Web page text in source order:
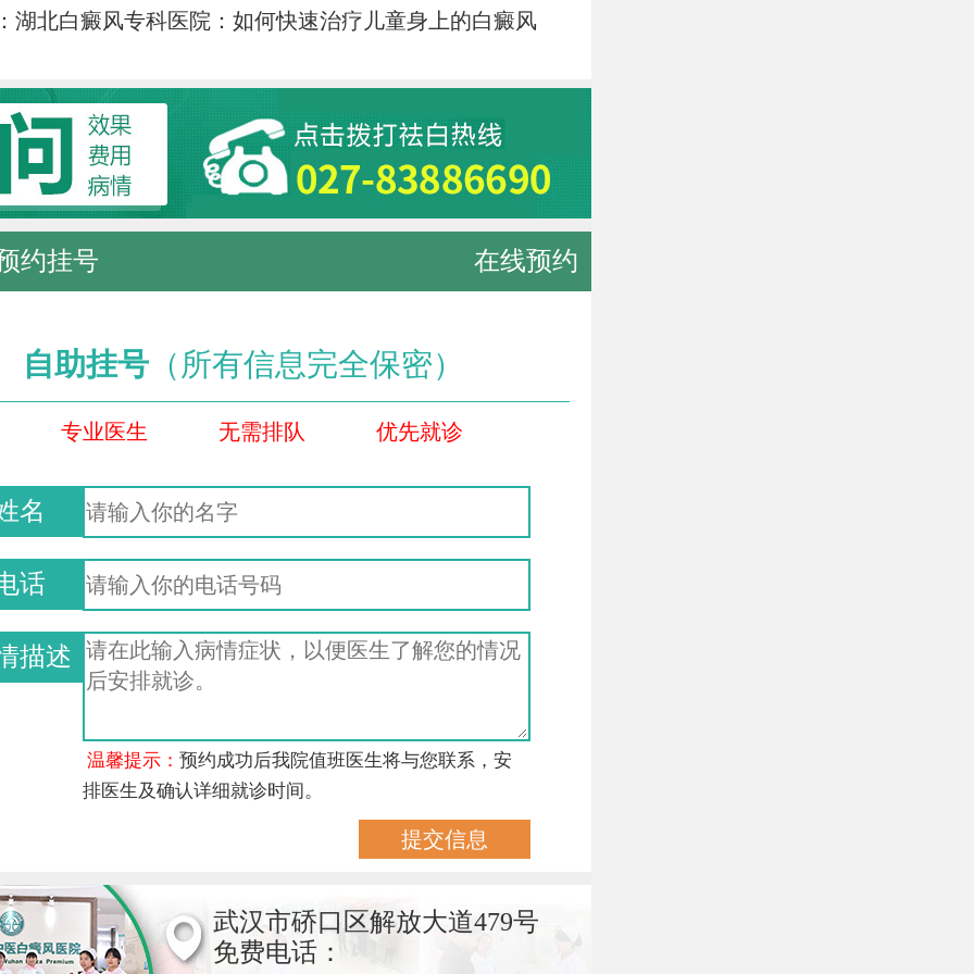
湖北白癜风专科医院：如何快速治疗儿童身上的白癜风
约挂号 在线预约
自助挂号 （所有信息完全保密）
专业医生 无需排队 优先就诊
名
话
描述
温馨提示：预约成功后我院值班医生将与您联系，安
排医生及确认详细就诊时间。
武汉市硚口区解放大道479号
免费电话：